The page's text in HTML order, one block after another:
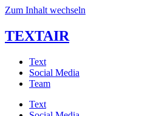
Zum Inhalt wechseln
TEXTAIR
Text
Social Media
Team
Text